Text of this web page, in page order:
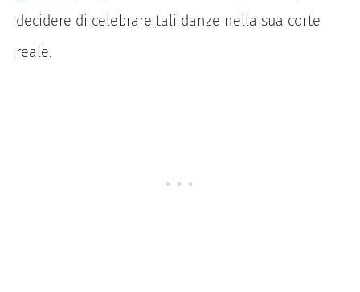
decidere di celebrare tali danze nella sua corte
reale.